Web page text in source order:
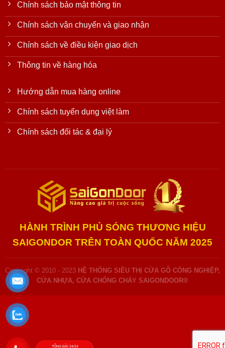
Chính sách bảo mật thông tin
Chính sách vận chuyển và giao nhận
Chính sách về điều kiện giao dịch
Thông tin về hàng hóa
Hướng dẫn mua hàng online
Chính sách tuyển dụng việt làm
Chính sách đối tác & đại lý
HÀNH TRÌNH PHỦ SÓNG THƯƠNG HIỆU
SAIGONDOR TRÊN TOÀN QUỐC NĂM 2025
Copyright © 2010 - 2023 HỆ THỐNG SIÊU THỊ CỬA GỖ CÔNG NGHIỆP,
CỬA NHỰA, CỬA CHỐNG CHÁY SAIGONDOOR®
TỔNG ĐÀI 24/24